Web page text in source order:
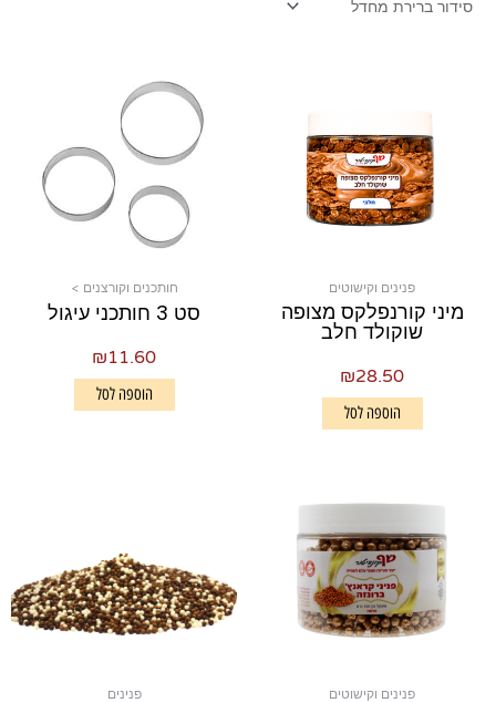
פנינים וקישוטים
מיני קורנפלקס מצופה
שוקולד חלב
₪28.50
הוספה לסל
חותכנים וקורצנים >
סט 3 חותכני עיגול
₪11.60
הוספה לסל
פנינים וקישוטים פנינים